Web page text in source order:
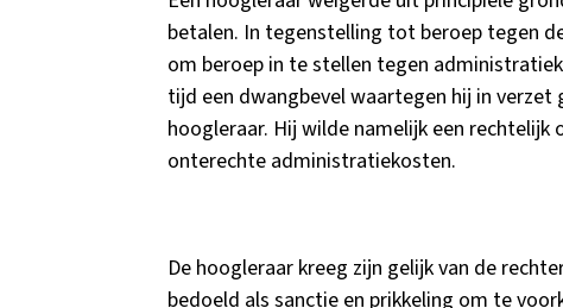
betalen. In tegenstelling tot beroep tegen
om beroep in te stellen tegen
tijd een dwangbevel waartegen hij in verzet
hoogleraar. Hij wilde namelijk een rechtelijk
onterechte administratiekosten.
De hoogleraar kreeg zijn gelijk van de
bedoeld als sanctie en prikkeling om te